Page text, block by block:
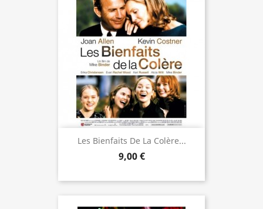
Les Bienfaits De La Colère...
9,00 €